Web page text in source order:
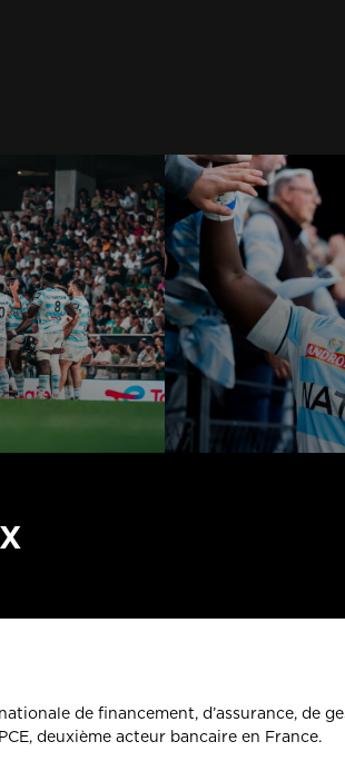
de financement, d’assurance, de
deuxième acteur bancaire en France.